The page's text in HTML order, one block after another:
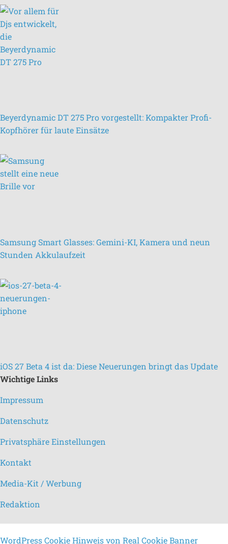
Beyerdynamic DT 275 Pro vorgestellt: Kompakter Profi-
Kopfhörer für laute Einsätze
Samsung Smart Glasses: Gemini-KI, Kamera und neun
Stunden Akkulaufzeit
iOS 27 Beta 4 ist da: Diese Neuerungen bringt das Update
Wichtige Links
Impressum
Datenschutz
Privatsphäre Einstellungen
Kontakt
Media-Kit / Werbung
Redaktion
WordPress Cookie Hinweis von Real Cookie Banner